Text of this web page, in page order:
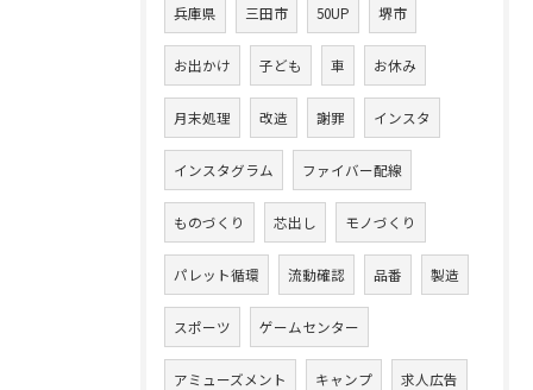
兵庫県 三田市 50UP 堺市
お出かけ 子ども 車 お休み
月末処理 改造 謝罪 インスタ
インスタグラム ファイバー配線
ものづくり 芯出し モノづくり
パレット循環 流動確認 品番 製造
スポーツ ゲームセンター
アミューズメント キャンプ 求人広告